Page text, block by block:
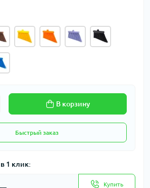
В корзину
Быстрый заказ
1 клик:
Купить